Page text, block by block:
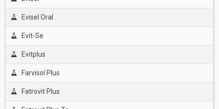
Evisel Oral
Evit-Se
Evitplus
Farvisol Plus
Fatrovit Plus